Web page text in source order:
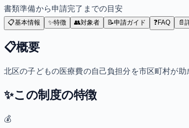
書類準備から申請完了までの目安
📋基本情報 ✨特徴 👥対象者 📝申請ガイド ❓FAQ 📄
📋概要
北区の子どもの医療費の自己負担分を市区町村が
✨この制度の特徴
💰